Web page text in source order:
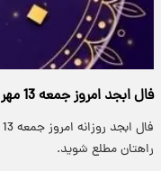
فال ابجد امروز جمعه 13 مهر ۱۴۰۳
راهتان مطلع شوید.